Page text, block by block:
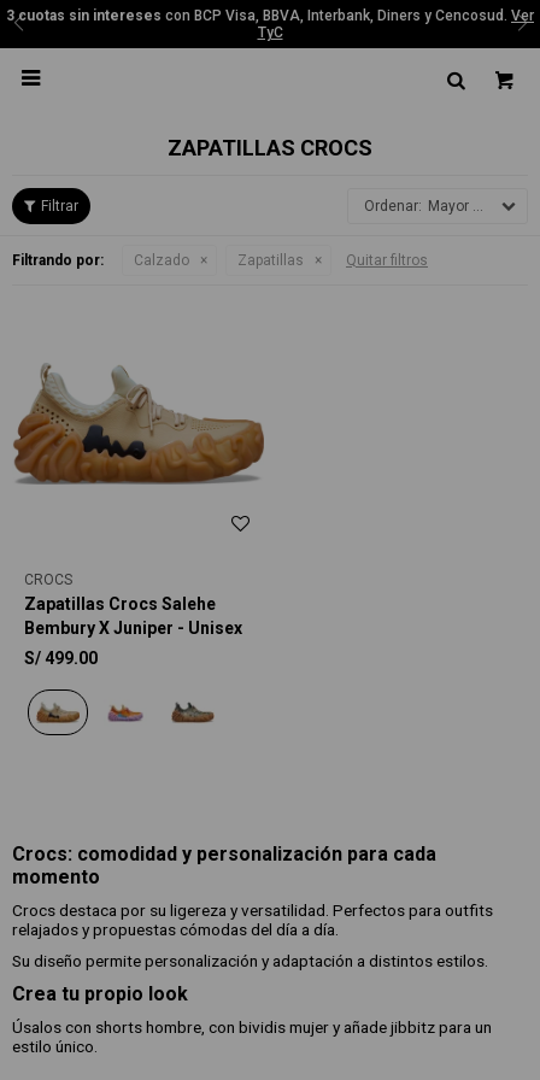
3 cuotas sin intereses con BCP Visa, BBVA, Interbank, Diners y Cencosud. Ver
TyC

ZAPATILLAS CROCS
Mayor precio
Filtrando por: Calzado Zapatillas Quitar filtros
CROCS
Zapatillas Crocs Salehe
Bembury X Juniper - Unisex
S/ 499.00
Crocs: comodidad y personalización para cada
momento
Crocs destaca por su ligereza y versatilidad. Perfectos para outfits
relajados y propuestas cómodas del día a día.
Su diseño permite personalización y adaptación a distintos estilos.
Crea tu propio look
Úsalos con shorts hombre, con bividis mujer y añade jibbitz para un
estilo único.